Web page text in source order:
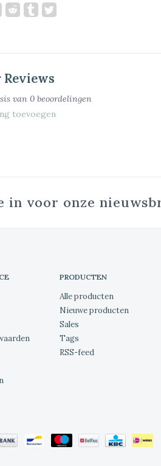
van 0 beoordelingen
toevoegen
in voor onze
PRODUCTEN
Alle producten
Nieuwe producten
Sales
Tags
RSS-feed